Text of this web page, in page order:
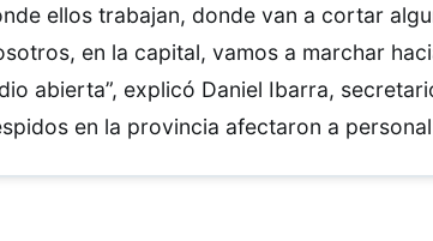
ellos trabajan, donde van a cortar
en la capital, vamos a marchar
abierta”, explicó Daniel Ibarra,
en la provincia afectaron a